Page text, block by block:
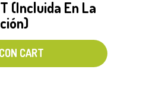
(Incluida En La